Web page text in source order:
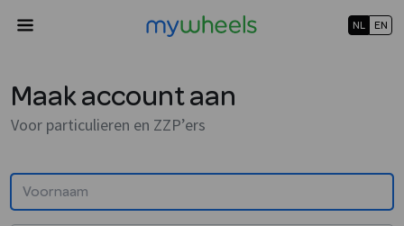
NL EN
Maak account aan
Voor particulieren en ZZP’ers